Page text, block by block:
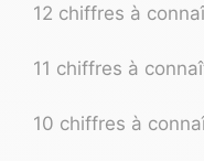
12 chiffres à
11 chiffres à
10 chiffres à